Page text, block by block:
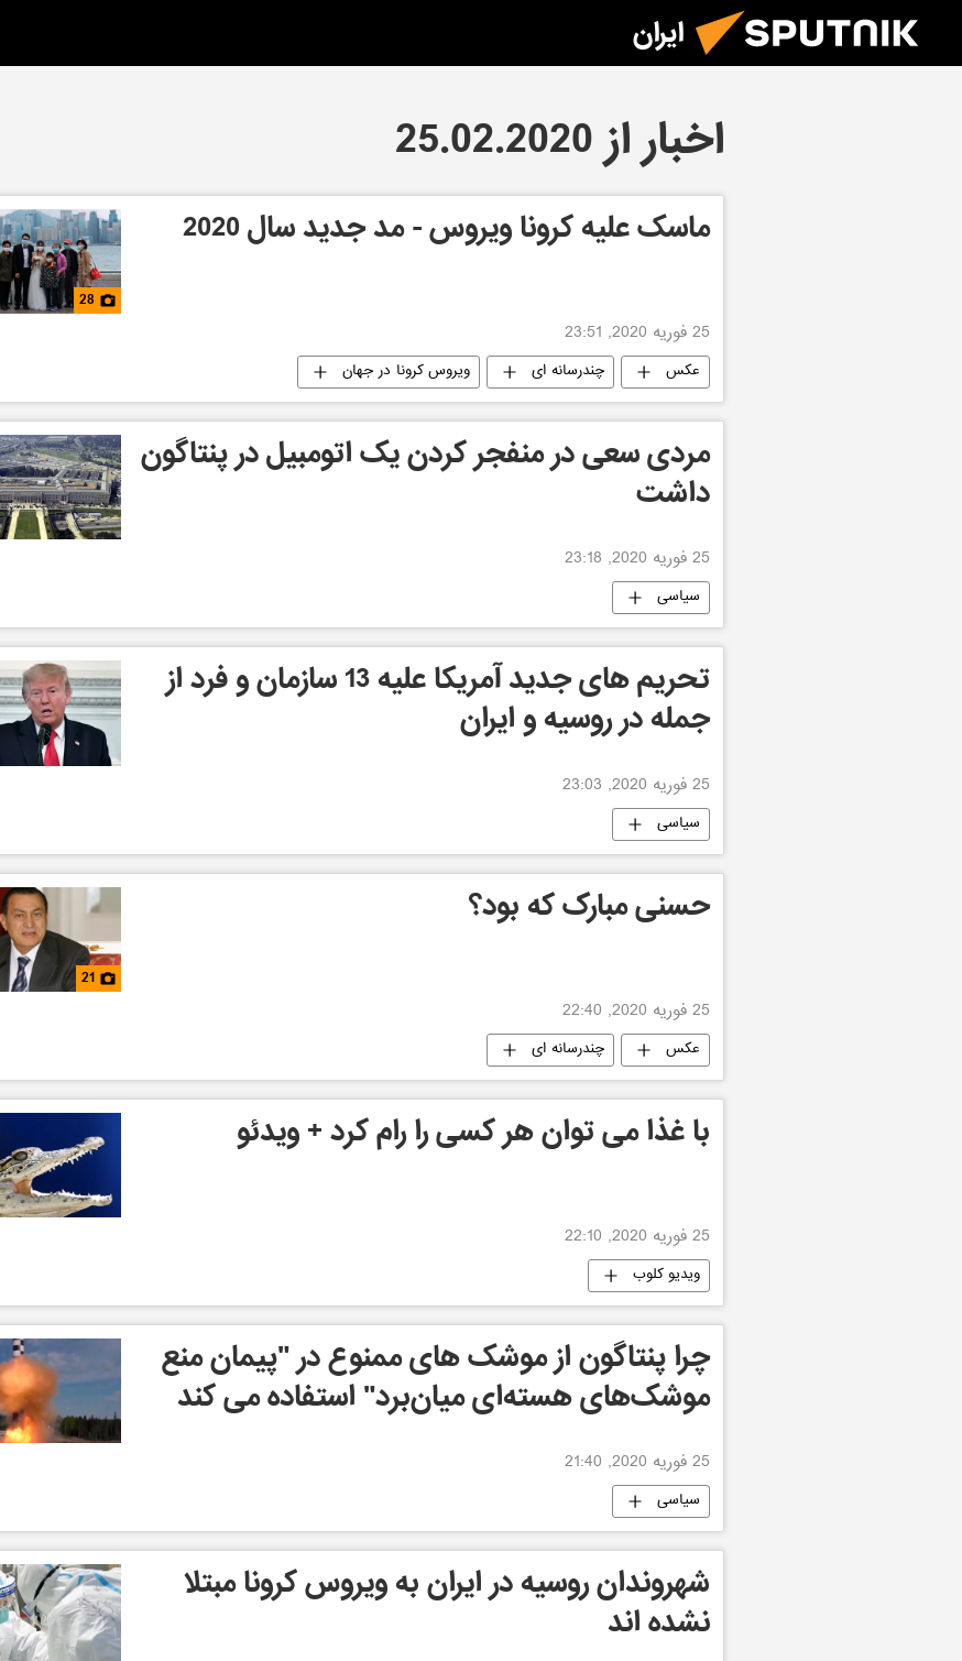
ایران
اخبار از 25.02.2020
ماسک علیه کرونا ویروس - مد جدید سال 2020
28
25 فوریه 2020, 23:51
عکس چندرسانه ای ویروس کرونا در جهان
مردی سعی در منفجر کردن یک اتومبیل در پنتاگون
داشت
25 فوریه 2020, 23:18
سیاسی
تحریم های جدید آمریکا علیه 13 سازمان و فرد از
جمله در روسیه و ایران
25 فوریه 2020, 23:03
سیاسی
حسنی مبارک که بود؟
21
25 فوریه 2020, 22:40
عکس چندرسانه ای
با غذا می توان هر کسی را رام کرد + ویدئو
25 فوریه 2020, 22:10
ویدیو کلوب
چرا پنتاگون از موشک های ممنوع در "پیمان منع
موشک‌های هسته‌ای میان‌برد" استفاده می کند
25 فوریه 2020, 21:40
سیاسی
شهروندان روسیه در ایران به ویروس کرونا مبتلا
نشده اند